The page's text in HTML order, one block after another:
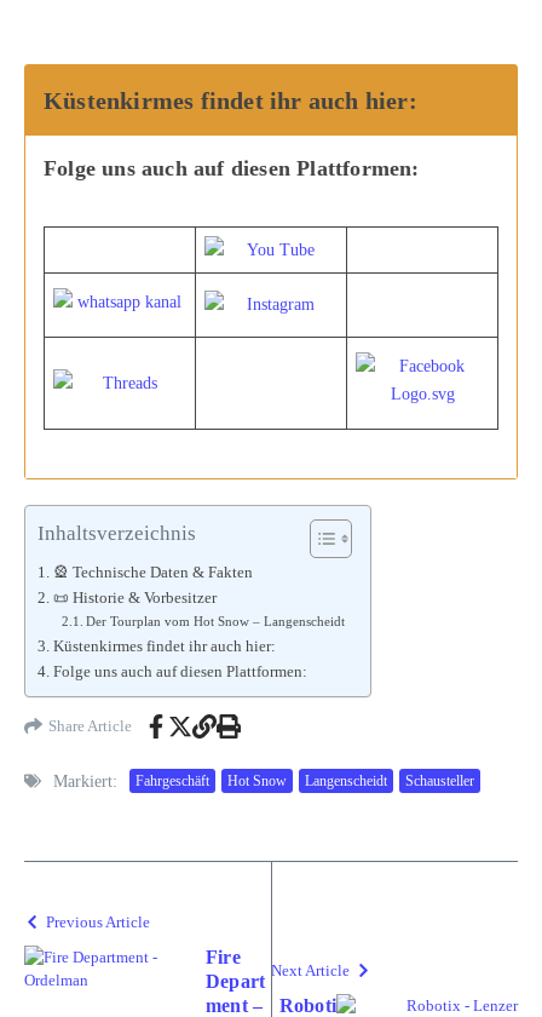
Küstenkirmes findet ihr auch hier:
Folge uns auch auf diesen Plattformen:
Inhaltsverzeichnis
🎡 Technische Daten & Fakten
📜 Historie & Vorbesitzer
Der Tourplan vom Hot Snow – Langenscheidt
Küstenkirmes findet ihr auch hier:
Folge uns auch auf diesen Plattformen:
Share Article
Markiert: Fahrgeschäft Hot Snow Langenscheidt Schausteller
Previous Article
Fire
Depart
ment –
Next Article
Roboti